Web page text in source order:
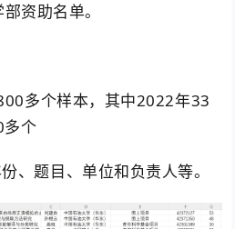
资助名单。
多个样本，其中2022年33
个
、题目、单位和负责人等。